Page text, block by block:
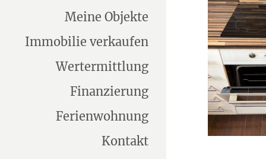
Meine Objekte
Immobilie verkaufen
Wertermittlung
Finanzierung
Ferienwohnung
Kontakt